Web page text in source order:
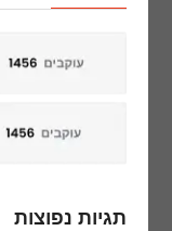
תגיות נפוצות